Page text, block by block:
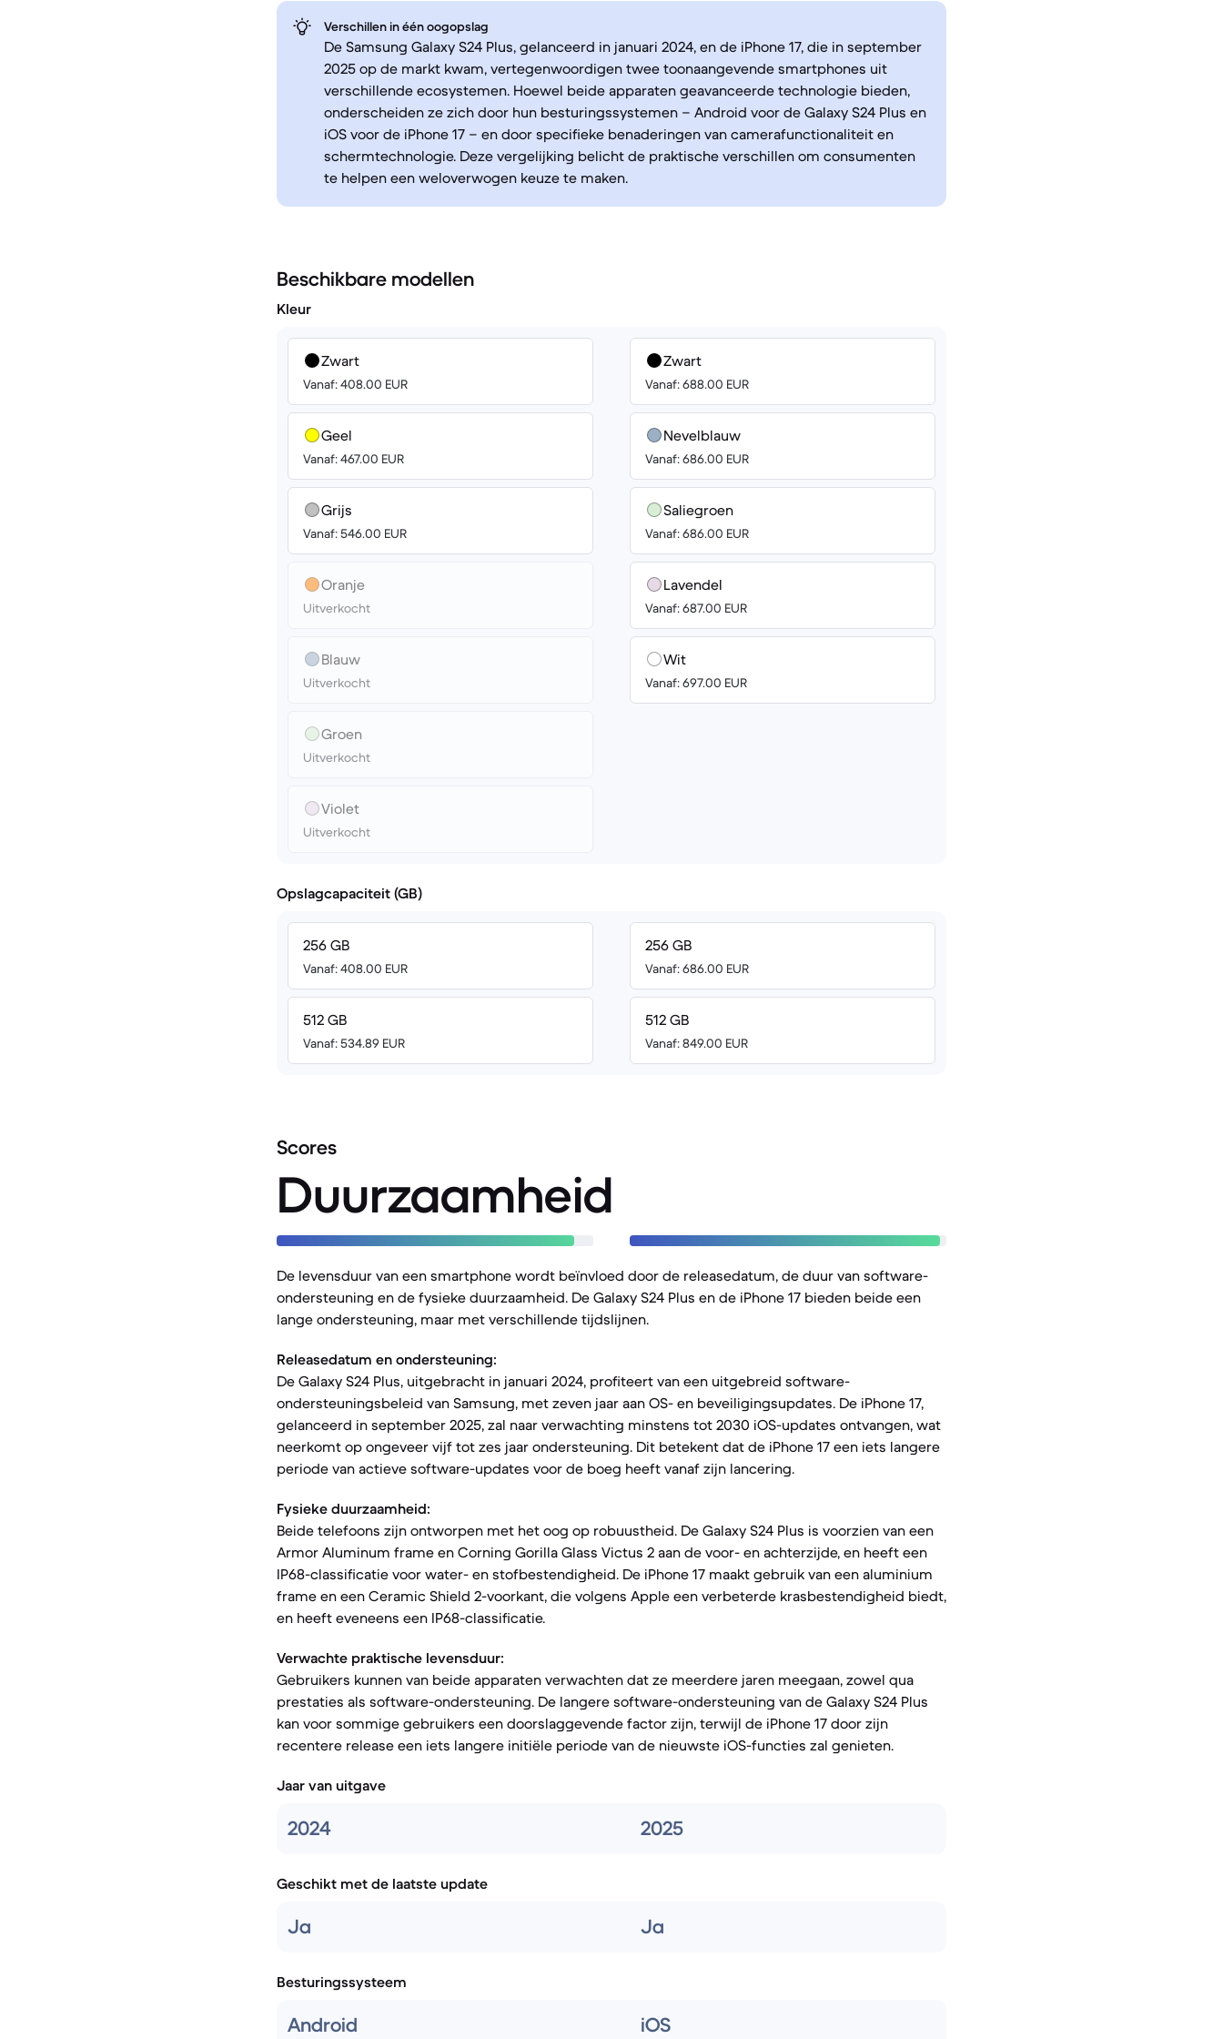
Verschillen in één oogopslag
De Samsung Galaxy S24 Plus, gelanceerd in januari 2024, en de iPhone 17, die in september
2025 op de markt kwam, vertegenwoordigen twee toonaangevende smartphones uit
verschillende ecosystemen. Hoewel beide apparaten geavanceerde technologie bieden,
onderscheiden ze zich door hun besturingssystemen – Android voor de Galaxy S24 Plus en
iOS voor de iPhone 17 – en door specifieke benaderingen van camerafunctionaliteit en
schermtechnologie. Deze vergelijking belicht de praktische verschillen om consumenten
te helpen een weloverwogen keuze te maken.
Beschikbare modellen
Kleur
Zwart
Vanaf: 408.00 EUR
Geel
Vanaf: 467.00 EUR
Grijs
Vanaf: 546.00 EUR
Oranje
Uitverkocht
Blauw
Uitverkocht
Groen
Uitverkocht
Violet
Uitverkocht
Zwart
Vanaf: 688.00 EUR
Nevelblauw
Vanaf: 686.00 EUR
Saliegroen
Vanaf: 686.00 EUR
Lavendel
Vanaf: 687.00 EUR
Wit
Vanaf: 697.00 EUR
Opslagcapaciteit (GB)
256 GB
Vanaf: 408.00 EUR
512 GB
Vanaf: 534.89 EUR
256 GB
Vanaf: 686.00 EUR
512 GB
Vanaf: 849.00 EUR
Scores
Duurzaamheid
De levensduur van een smartphone wordt beïnvloed door de releasedatum, de duur van software-
ondersteuning en de fysieke duurzaamheid. De Galaxy S24 Plus en de iPhone 17 bieden beide een
lange ondersteuning, maar met verschillende tijdslijnen.
Releasedatum en ondersteuning:
De Galaxy S24 Plus, uitgebracht in januari 2024, profiteert van een uitgebreid software-
ondersteuningsbeleid van Samsung, met zeven jaar aan OS- en beveiligingsupdates. De iPhone 17,
gelanceerd in september 2025, zal naar verwachting minstens tot 2030 iOS-updates ontvangen, wat
neerkomt op ongeveer vijf tot zes jaar ondersteuning. Dit betekent dat de iPhone 17 een iets langere
periode van actieve software-updates voor de boeg heeft vanaf zijn lancering.
Fysieke duurzaamheid:
Beide telefoons zijn ontworpen met het oog op robuustheid. De Galaxy S24 Plus is voorzien van een
Armor Aluminum frame en Corning Gorilla Glass Victus 2 aan de voor- en achterzijde, en heeft een
IP68-classificatie voor water- en stofbestendigheid. De iPhone 17 maakt gebruik van een aluminium
frame en een Ceramic Shield 2-voorkant, die volgens Apple een verbeterde krasbestendigheid biedt,
en heeft eveneens een IP68-classificatie.
Verwachte praktische levensduur:
Gebruikers kunnen van beide apparaten verwachten dat ze meerdere jaren meegaan, zowel qua
prestaties als software-ondersteuning. De langere software-ondersteuning van de Galaxy S24 Plus
kan voor sommige gebruikers een doorslaggevende factor zijn, terwijl de iPhone 17 door zijn
recentere release een iets langere initiële periode van de nieuwste iOS-functies zal genieten.
Jaar van uitgave
2024 2025
Geschikt met de laatste update
Ja Ja
Besturingssysteem
Android iOS